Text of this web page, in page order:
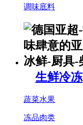
调味底料
生鲜冷冻
蔬菜水果
冻品肉类